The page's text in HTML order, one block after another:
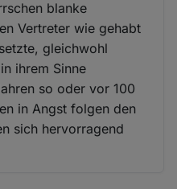
blanke
Vertreter wie gehabt
gleichwohl
ihrem Sinne
so oder vor 100
in Angst folgen den
sich hervorragend